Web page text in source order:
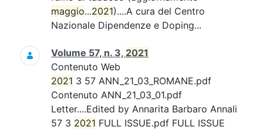
maggio...2021)....A cura del Centro
Nazionale Dipendenze e Doping...
Volume 57, n. 3, 2021
Contenuto Web
2021 3 57 ANN_21_03_ROMANE.pdf
Contenuto ANN_21_03_01.pdf
Letter....Edited by Annarita Barbaro Annali
57 3 2021 FULL ISSUE.pdf FULL ISSUE